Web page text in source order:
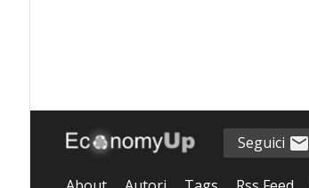
Seguici